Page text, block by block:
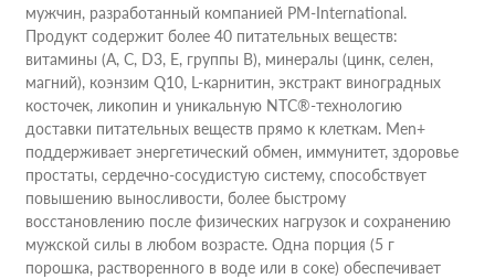
мужчин, разработанный компанией PM-International.
Продукт содержит более 40 питательных веществ:
витамины (A, C, D3, E, группы B), минералы (цинк, селен,
магний), коэнзим Q10, L-карнитин, экстракт виноградных
косточек, ликопин и уникальную NTC®-технологию
доставки питательных веществ прямо к клеткам. Men+
поддерживает энергетический обмен, иммунитет, здоровье
простаты, сердечно-сосудистую систему, способствует
повышению выносливости, более быстрому
восстановлению после физических нагрузок и сохранению
мужской силы в любом возрасте. Одна порция (5 г
порошка, растворенного в воде или в соке) обеспечивает